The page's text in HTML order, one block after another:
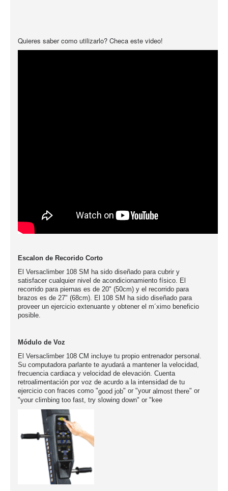
Quieres saber como utilizarlo? Checa este video!
Escalon de Recorido Corto
El Versaclimber 108 SM ha sido diseñado para cubrir y
satisfacer cualquier nivel de acondicionamiento físico. El
recorrido para piernas es de 20" (50cm) y el recorrido para
brazos es de 27" (68cm). El 108 SM ha sido diseñado para
proveer un ejercicio extenuante y obtener el m´ximo beneficio
posible.
Módulo de Voz
El Versaclimber 108 CM incluye tu propio entrenador personal.
Su computadora parlante te ayudará a mantener la velocidad,
frecuencia cardiaca y velocidad de elevación. Cuenta
retroalimentación por voz de acurdo a la intensidad de tu
ejercicio con fraces como "good job" or "your almost there" or
"your climbing too fast, try slowing down" or " kee